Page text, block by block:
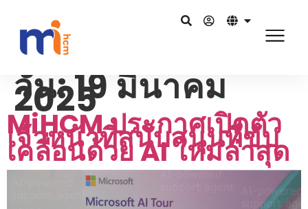
วัน:19 มีนาคม
2025
MiHCM ประกาศเปิดตัว
เจ้าหน้าที่สนับสนุนที่ขับ
เคลื่อนด้วย AI ใหม่ล่าสุด